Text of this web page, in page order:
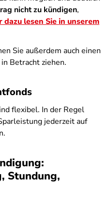
nicht zu kündigen,
dazu lesen Sie in unserem
Sie außerdem auch einen
Betracht ziehen.
flexibel. In der Regel
jederzeit auf
Stundung,